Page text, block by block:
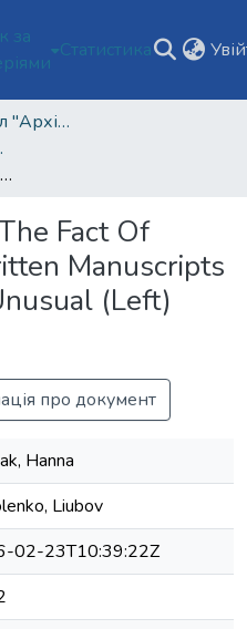
за
Статистика
Науковий журнал "Архів кримінології та судових наук"
2 (2022)
Establishment Of The Fact Of Executing Handwritten Manuscripts And Notes With Unusual (Left) Hand
Fact Of
Manuscripts
(Left)
про документ
Hanna
Liubov
02-23T10:39:22Z